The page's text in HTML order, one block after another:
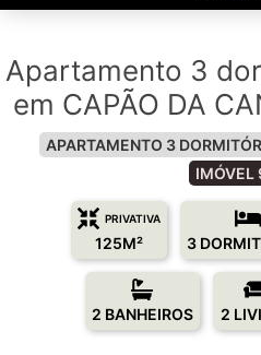
Apartamento 3
em CAPÃO DA
APARTAMENTO 3
IMÓVEL
PRIVATIVA
125M² 3
2 BANHEIROS 2